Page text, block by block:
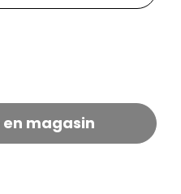
le tapis JAGO
magasin